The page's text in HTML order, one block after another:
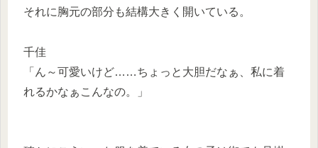
それに胸元の部分も結構大きく開いている。
千佳
「ん～可愛いけど……ちょっと大胆だなぁ、私に着
れるかなぁこんなの。」